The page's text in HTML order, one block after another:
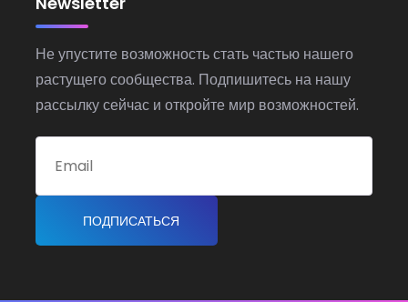
Не упустите возможность стать частью нашего
растущего сообщества. Подпишитесь на нашу
рассылку сейчас и откройте мир возможностей.
ПОДПИСАТЬСЯ